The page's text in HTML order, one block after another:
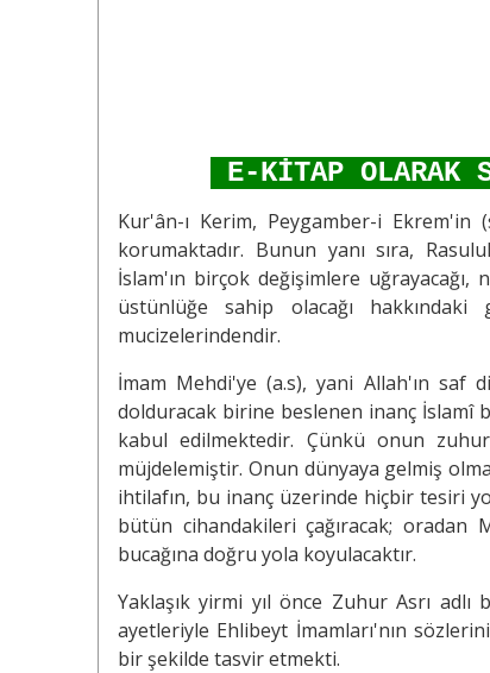
E-KİTAP OLARAK
Kur'ân-ı Kerim, Peygamber-i
korumaktadır. Bunun yanı sıra,
İslam'ın birçok değişimlere
üstünlüğe sahip olacağı
mucizelerindendir.
İmam Mehdi'ye (a.s), yani Allah'ın saf
dolduracak birine beslenen inanç İslamî
kabul edilmektedir. Çünkü onun
müjdelemiştir. Onun dünyaya gelmiş
ihtilafın, bu inanç üzerinde hiçbir tesiri
bütün cihandakileri çağıracak; oradan
bucağına doğru yola koyulacaktır.
Yaklaşık yirmi yıl önce Zuhur Asrı
ayetleriyle Ehlibeyt İmamları'nın
bir şekilde tasvir etmekti.